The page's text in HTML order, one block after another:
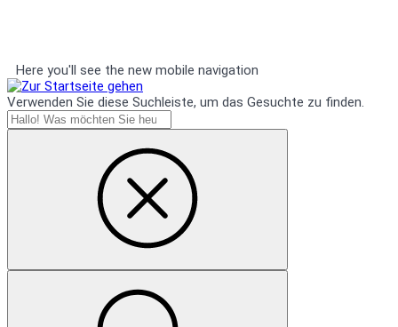
Here you'll see the new mobile navigation
Verwenden Sie diese Suchleiste, um das Gesuchte zu finden.